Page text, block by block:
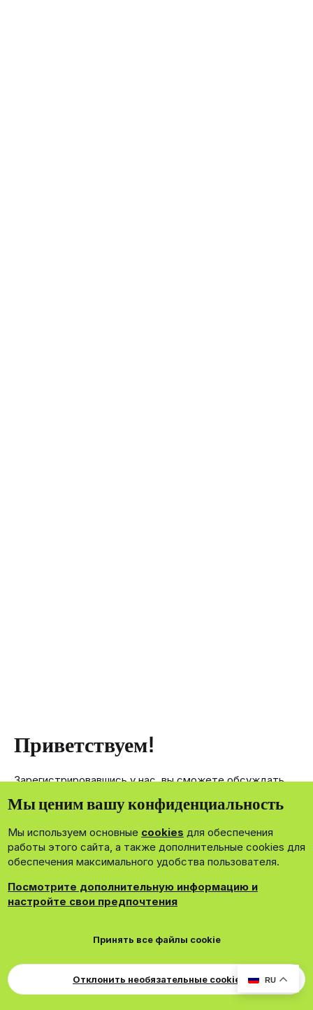
RU
Приветствуем!
Зарегистрировавшись у нас, вы сможете обсуждать,
членам нашего сообщества.
Зарегистрироваться сейчас!
DohTheme
Cookies Russian Обратная связь
Поддержка
Для правообладателей
EN Soundmain
Условия и правила
Политика конфиденциальности
Мы ценим вашу конфиденциальность
Мы используем основные cookies для обеспечения
работы этого сайта, а также дополнительные cookies для
обеспечения максимального удобства пользователя.
Посмотрите дополнительную информацию и
настройте свои предпочтения
Принять все файлы cookie
Отклонить необязательные cookie